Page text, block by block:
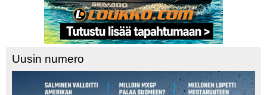
Uusin numero